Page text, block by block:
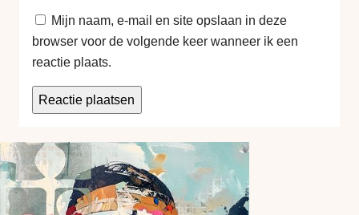
Mijn naam, e-mail en site opslaan in deze
browser voor de volgende keer wanneer ik een
reactie plaats.